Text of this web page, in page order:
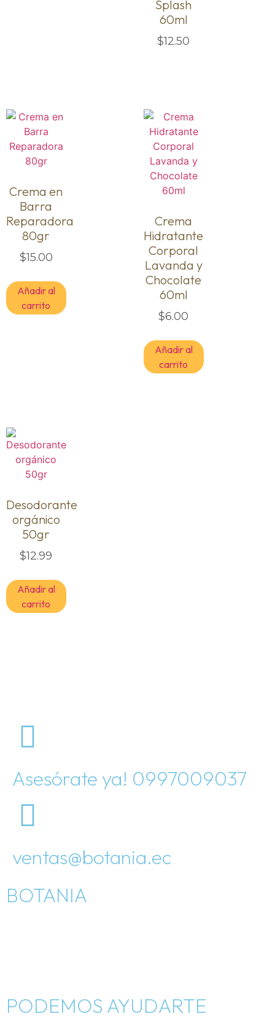
Splash
60ml
$12.50
Crema en
Barra
Reparadora
80gr
$15.00
Añadir al
carrito
Crema
Hidratante
Corporal
Lavanda y
Chocolate
60ml
$6.00
Añadir al
carrito
Desodorante
orgánico
50gr
$12.99
Añadir al
carrito
Asesórate ya! 0997009037
ventas@botania.ec
BOTANIA
PODEMOS AYUDARTE